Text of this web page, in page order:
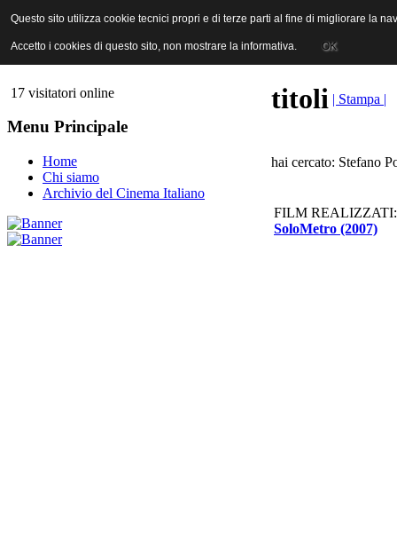
ANICA | Associazione Nazionale Industrie Cinematografiche
17 visitatori online
Menu Principale
Home
Chi siamo
Archivio del Cinema Italiano
titoli | Stampa |
hai cercato: Stefano
FILM REALIZZATI:
SoloMetro (2007)
Questo sito utilizza cookie tecnici propri e di terze parti al fine di migliorare la
Accetto i cookies di questo sito, non mostrare la informativa. OK
Questo sito utilizza cookie tecnici propri e di terze parti al fine di migliorare la
Accetto i cookies di questo sito, non mostrare la informativa. OK